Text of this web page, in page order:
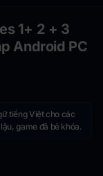
1+ 2 + 3
Android PC
tiếng Việt cho các
game đã bẻ khóa.